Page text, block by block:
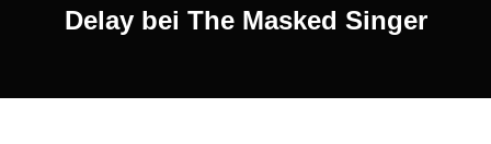
Delay bei The Masked Singer